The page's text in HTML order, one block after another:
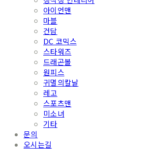
아이언맨
마블
건담
DC 코믹스
스타워즈
드래곤볼
원피스
귀멸의칼날
레고
스포츠맨
미소녀
기타
문의
오시는길